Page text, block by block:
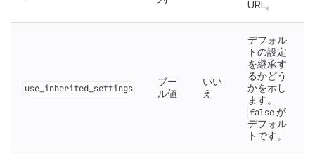
URL。
use_inherited_settings
ブー
ル値
いい
え
デフォル
トの設定
を継承す
るかどう
かを示し
ます。
falseが
デフォル
トです。